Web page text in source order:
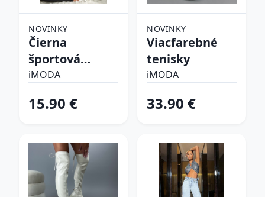
NOVINKY
Čierna
športová
podprsenka
iMODA
15.90 €
NOVINKY
Viacfarebné
tenisky
iMODA
33.90 €